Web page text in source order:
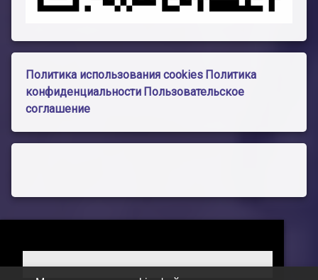
Политика использования cookies Политика
конфиденциальности Пользовательское
соглашение